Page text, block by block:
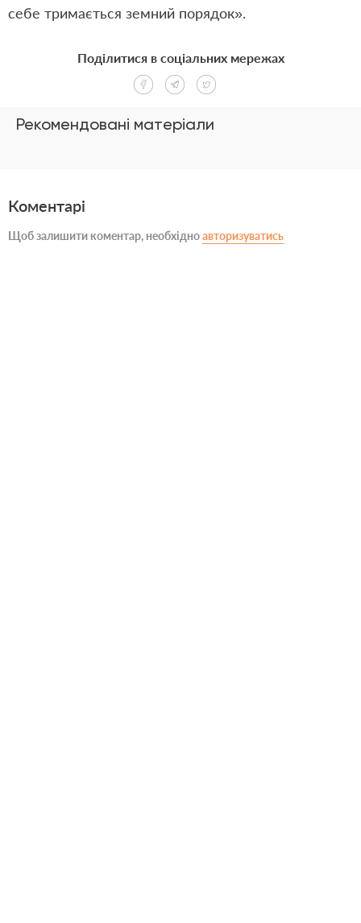
себе тримається земний порядок».
Рекомендовані матеріали
Поділитися в соціальних мережах
Коментарі
Щоб залишити коментар, необхідноавторизуватись